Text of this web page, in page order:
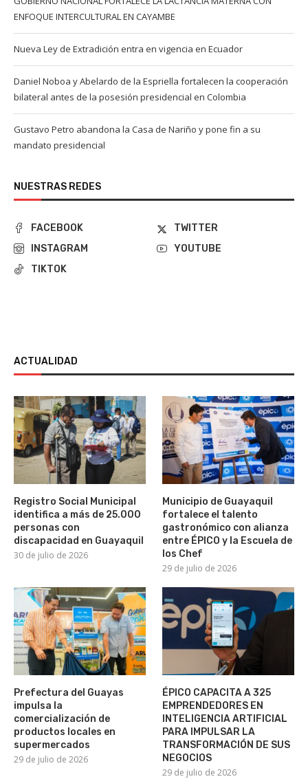
ENFOQUE INTERCULTURAL EN CAYAMBE
Nueva Ley de Extradición entra en vigencia en Ecuador
Daniel Noboa y Abelardo de la Espriella fortalecen la cooperación
bilateral antes de la posesión presidencial en Colombia
Gustavo Petro abandona la Casa de Nariño y pone fin a su
mandato presidencial
NUESTRAS REDES
FACEBOOK
TWITTER
INSTAGRAM
YOUTUBE
TIKTOK
ACTUALIDAD
Registro Social Municipal
identifica a más de 25.000
personas con
discapacidad en Guayaquil
30 de julio de 2026
Municipio de Guayaquil
fortalece el talento
gastronómico con alianza
entre ÉPICO y la Escuela de
los Chef
29 de julio de 2026
Prefectura del Guayas
impulsa la
comercialización de
productos locales en
supermercados
29 de julio de 2026
ÉPICO CAPACITA A 325
EMPRENDEDORES EN
INTELIGENCIA ARTIFICIAL
PARA IMPULSAR LA
TRANSFORMACIÓN DE SUS
NEGOCIOS
29 de julio de 2026